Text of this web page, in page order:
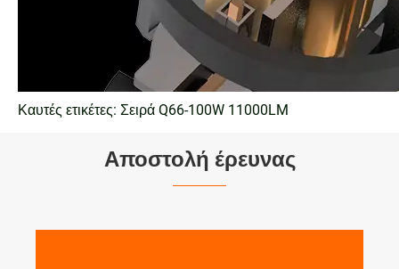
Καυτές ετικέτες: Σειρά Q66-100W 11000LM
Αποστολή έρευνας